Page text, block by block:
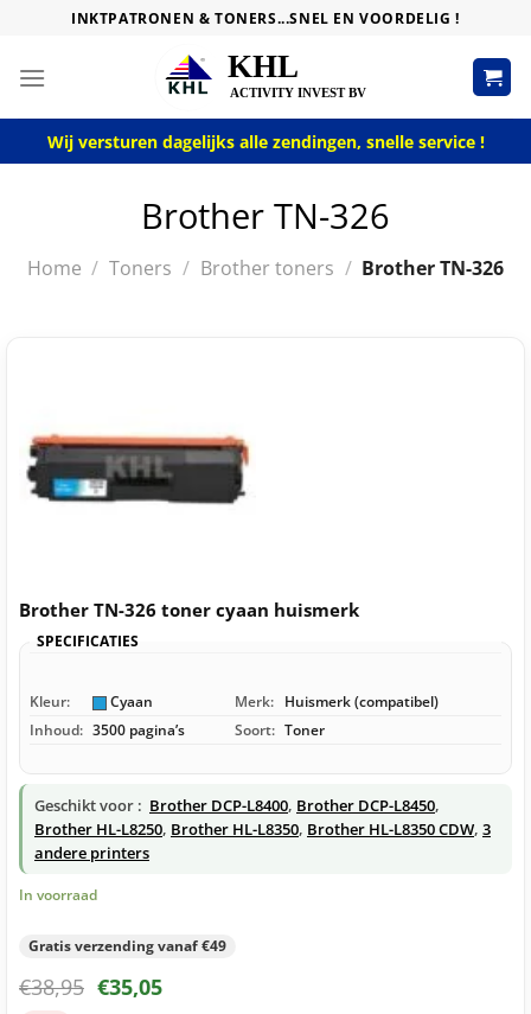
content
INKTPATRONEN & TONERS...SNEL EN VOORDELIG !
Wij versturen dagelijks alle zendingen, snelle service !
Brother TN-326
Home / Toners / Brother toners / Brother TN-326
Brother TN-326 toner cyaan huismerk
SPECIFICATIES
Kleur: Cyaan Merk: Huismerk (compatibel)
Inhoud: 3500 pagina’s Soort: Toner
Geschikt voor : Brother DCP-L8400, Brother DCP-L8450,
Brother HL-L8250, Brother HL-L8350, Brother HL-L8350 CDW, 3
andere printers
In voorraad
Gratis verzending vanaf €49
€38,95 €35,05